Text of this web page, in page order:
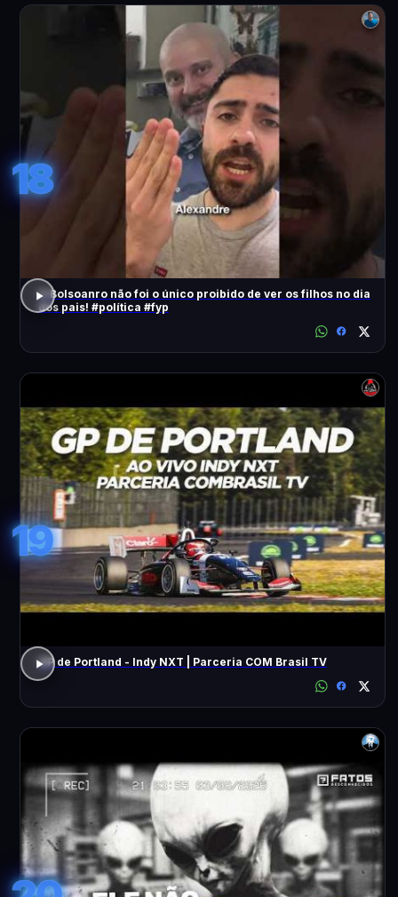
18
O Bolsoanro não foi o único proibido de ver os filhos no dia
dos pais! #política #fyp
19
GP de Portland - Indy NXT | Parceria COM Brasil TV